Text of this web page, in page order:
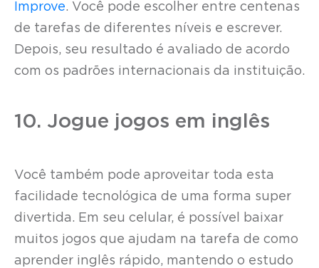
Improve. Você pode escolher entre centenas
de tarefas de diferentes níveis e escrever.
Depois, seu resultado é avaliado de acordo
com os padrões internacionais da instituição.
10. Jogue jogos em inglês
Você também pode aproveitar toda esta
facilidade tecnológica de uma forma super
divertida. Em seu celular, é possível baixar
muitos jogos que ajudam na tarefa de como
aprender inglês rápido, mantendo o estudo